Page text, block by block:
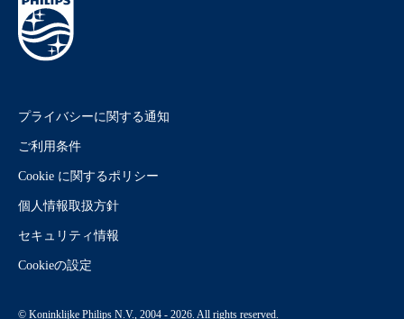
プライバシーに関する通知
ご利用条件
Cookie に関するポリシー
個人情報取扱方針
セキュリティ情報
Cookieの設定
© Koninklijke Philips N.V., 2004 - 2026. All rights reserved.